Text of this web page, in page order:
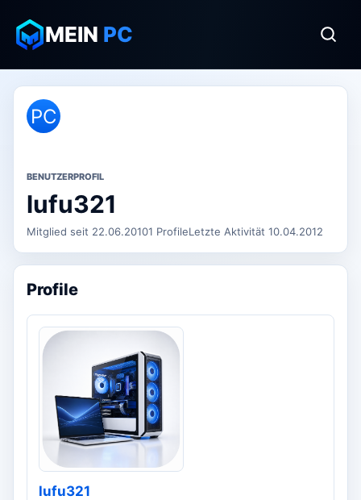
MEIN PC
PC
BENUTZERPROFIL
lufu321
Mitglied seit 22.06.20101 ProfileLetzte Aktivität 10.04.2012
Profile
lufu321